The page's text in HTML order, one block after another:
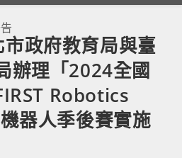
市政府教育局與臺
辦理「2024全國
Robotics
器人季後賽實施